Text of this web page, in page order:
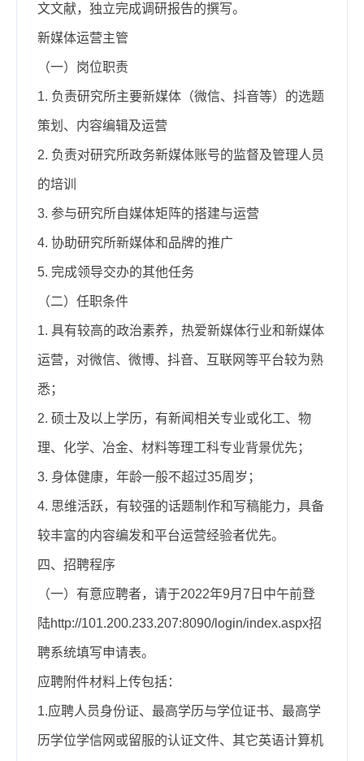
文文献，独立完成调研报告的撰写。
新媒体运营主管
（一）岗位职责
1. 负责研究所主要新媒体（微信、抖音等）的选题
策划、内容编辑及运营
2. 负责对研究所政务新媒体账号的监督及管理人员
的培训
3. 参与研究所自媒体矩阵的搭建与运营
4. 协助研究所新媒体和品牌的推广
5. 完成领导交办的其他任务
（二）任职条件
1. 具有较高的政治素养，热爱新媒体行业和新媒体
运营，对微信、微博、抖音、互联网等平台较为熟
悉；
2. 硕士及以上学历，有新闻相关专业或化工、物
理、化学、冶金、材料等理工科专业背景优先；
3. 身体健康，年龄一般不超过35周岁；
4. 思维活跃，有较强的话题制作和写稿能力，具备
较丰富的内容编发和平台运营经验者优先。
四、招聘程序
（一）有意应聘者，请于2022年9月 7 日中午前登
陆http://101.200.233.207:8090/login/index.aspx招
聘系统填写申请表。
应聘附件材料上传包括：
1.应聘人员身份证、最高学历与学位证书、最高学
历学位学信网或留服的认证文件、其它英语计算机